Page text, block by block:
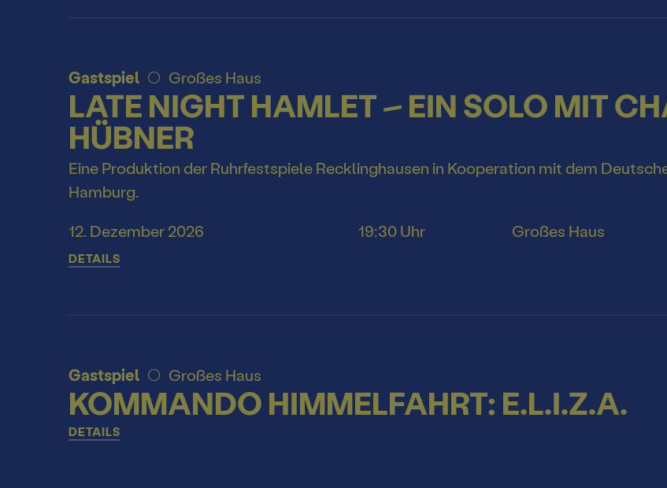
Gastspiel Großes Haus
LATE NIGHT HAMLET – EIN SOLO MIT
HÜBNER
Eine Produktion der Ruhrfestspiele Recklinghausen in Kooperation mit dem
Hamburg.
12. Dezember 2026 19:30 Uhr Großes Haus
DETAILS
Gastspiel Großes Haus
KOMMANDO HIMMELFAHRT: E.L.I.Z.A.
DETAILS